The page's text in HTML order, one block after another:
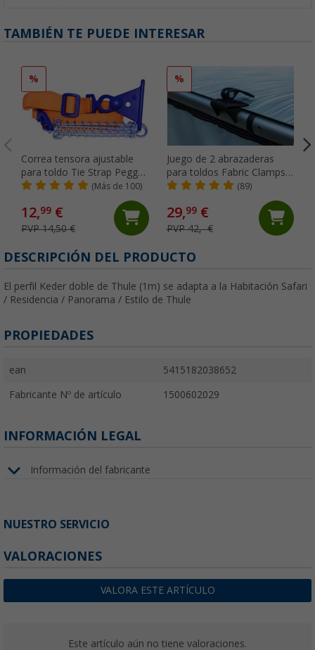
TAMBIÉN TE PUEDE INTERESAR
%
Correa tensora ajustable
para toldo Tie Strap Peggy
Peg
(Más de 100)
12,99 €
PVP 14,50 €
%
Juego de 2 abrazaderas
para toldos Fabric Clamps
Thule
(89)
29,99€
PVP 42,- €
DESCRIPCIÓN DEL PRODUCTO
El perfil Keder doble de Thule (1m) se adapta a la Habitación Safari
/ Residencia / Panorama / Estilo de Thule
PROPIEDADES
ean 5415182038652
Fabricante Nº de artículo 1500602029
INFORMACIÓN LEGAL
Información del fabricante
NUESTRO SERVICIO
VALORACIONES
VALORA ESTE ARTÍCULO
Este artículo aún no tiene valoraciones.